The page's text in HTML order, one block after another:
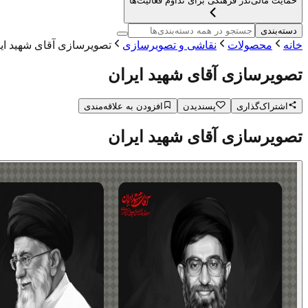
دسته‌بندی
خانه محصولات نقاشی و تصویرسازی تصویرسازی آقای شهید
تصویرسازی آقای شهید ایران
اشتراک‌گذاری پسندیدن افزودن به علاقه‌مندی
تصویرسازی آقای شهید ایران